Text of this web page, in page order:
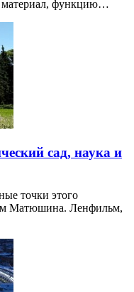
материал, функцию…
сад, наука и
точки этого
Матюшина. Ленфильм,